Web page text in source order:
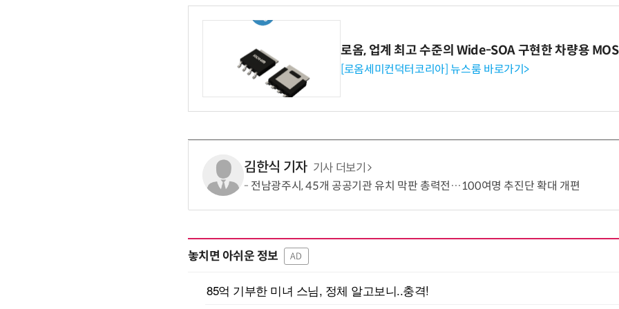
로옴, 업계 최고 수준의 Wide-SOA 구현한 차량용
[로옴세미컨덕터코리아] 뉴스룸 바로가기>
김한식 기자 기사 더보기
전남광주시, 45개 공공기관 유치 막판 총력전…100여명 추진단 확대 개편
놓치면 아쉬운 정보 AD